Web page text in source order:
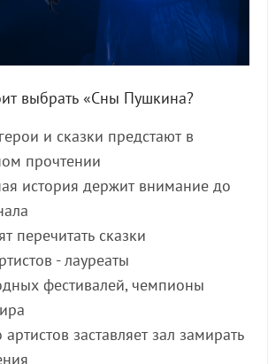
выбрать «Сны Пушкина?
и сказки предстают в
прочтении
история держит внимание до
перечитать сказки
- лауреаты
фестивалей, чемпионы
заставляет зал замирать